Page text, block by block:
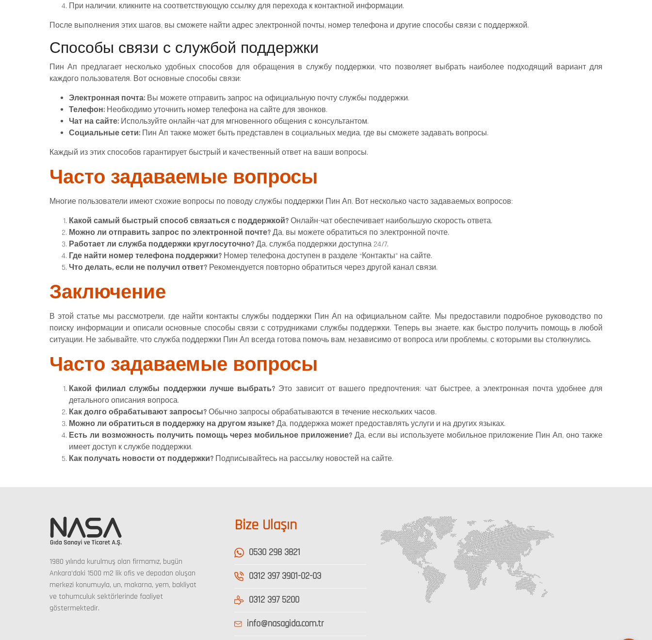
При наличии, кликните на соответствующую ссылку для перехода к контактной информации.
После выполнения этих шагов, вы сможете найти адрес электронной почты, номер телефона и другие способы связи с поддержкой.
Способы связи с службой поддержки
Пин Ап предлагает несколько удобных способов для обращения в службу поддержки, что позволяет выбрать наиболее подходящий вариант для
каждого пользователя. Вот основные способы связи:
Электронная почта: Вы можете отправить запрос на официальную почту службы поддержки.
Телефон: Необходимо уточнить номер телефона на сайте для звонков.
Чат на сайте: Используйте онлайн-чат для мгновенного общения с консультантом.
Социальные сети: Пин Ап также может быть представлен в социальных медиа, где вы сможете задавать вопросы.
Каждый из этих способов гарантирует быстрый и качественный ответ на ваши вопросы.
Часто задаваемые вопросы
Многие пользователи имеют схожие вопросы по поводу службы поддержки Пин Ап. Вот несколько часто задаваемых вопросов:
Какой самый быстрый способ связаться с поддержкой?Онлайн-чат обеспечивает наибольшую скорость ответа.
Можно ли отправить запрос по электронной почте?Да, вы можете обратиться по электронной почте.
Работает ли служба поддержки круглосуточно?Да, служба поддержки доступна 24/7.
Где найти номер телефона поддержки? Номер телефона доступен в разделе “Контакты” на сайте.
Что делать, если не получил ответ? Рекомендуется повторно обратиться через другой канал связи.
Заключение
В этой статье мы рассмотрели, где найти контакты службы поддержки Пин Ап на официальном сайте. Мы предоставили подробное руководство по
поиску информации и описали основные способы связи с сотрудниками службы поддержки. Теперь вы знаете, как быстро получить помощь в любой
ситуации. Не забывайте, что служба поддержки Пин Ап всегда готова помочь вам, независимо от вопроса или проблемы, с которыми вы столкнулись.
Часто задаваемые вопросы
Какой филиал службы поддержки лучше выбрать? Это зависит от вашего предпочтения: чат быстрее, а электронная почта удобнее для
детального описания вопроса.
Как долго обрабатывают запросы?Обычно запросы обрабатываются в течение нескольких часов.
Можно ли обратиться в поддержку на другом языке?Да, поддержка может предоставлять услуги и на других языках.
Есть ли возможность получить помощь через мобильное приложение? Да, если вы используете мобильное приложение Пин Ап, оно также
имеет доступ к службе поддержки.
Как получать новости от поддержки? Подписывайтесь на рассылку новостей на сайте.
1980 yılında kurulmuş olan firmamız, bugün
Ankara’daki 1500 m2 lik ofis ve depodan oluşan
merkezi konumuyla, un, makarna, yem, bakliyat
ve tohumculuk sektörlerinde faaliyet
göstermektedir.
Bize Ulaşın
0530 298 3821
0312 397 3901-02-03
0312 397 5200
info@nasagida.com.tr